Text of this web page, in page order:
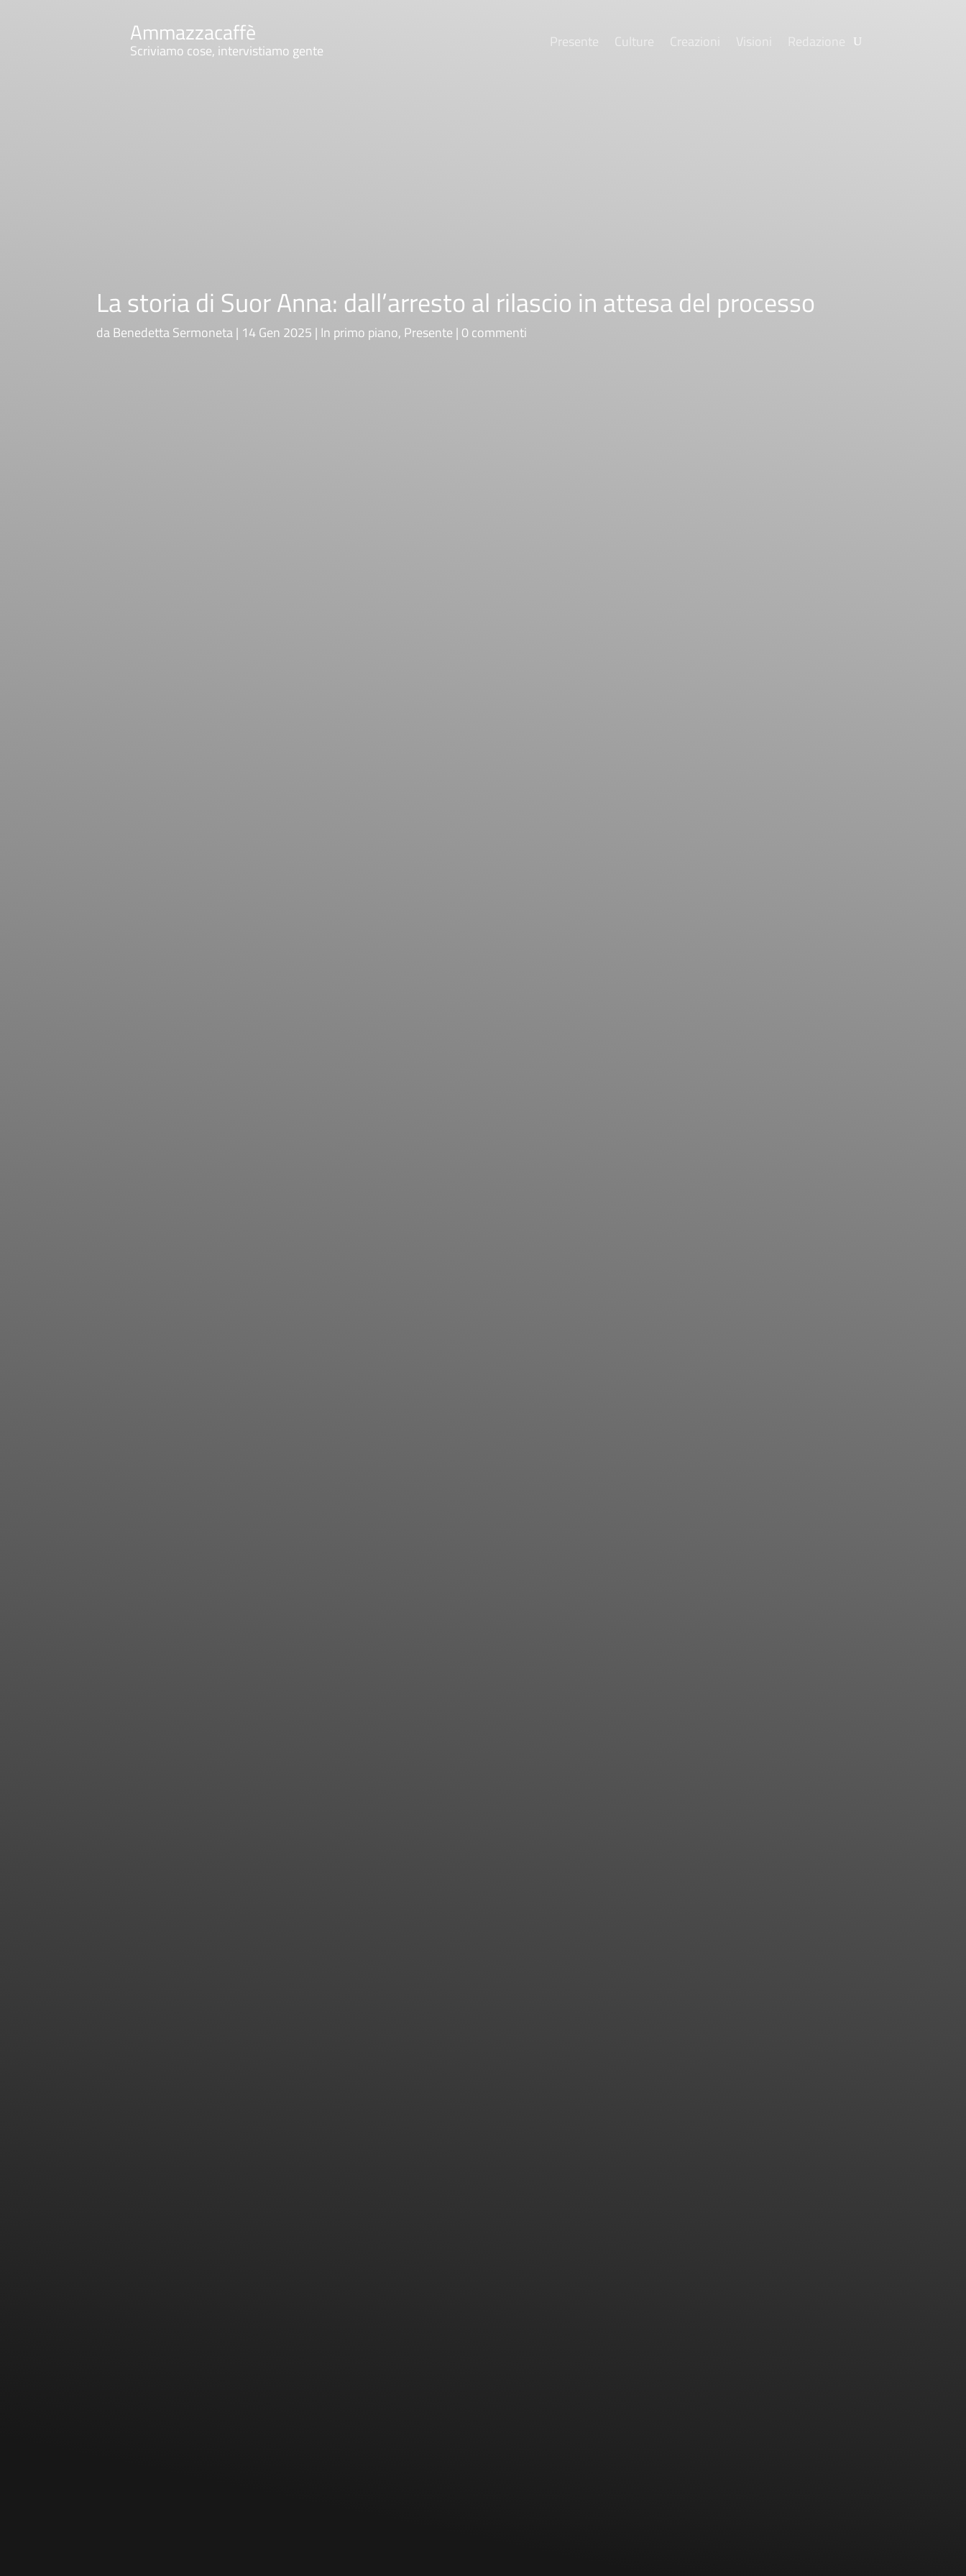
Ammazzacaffè
Scriviamo cose, intervistiamo gente Presente Culture Creazioni Visioni Redazione
La storia di Suor Anna: dall’arresto al rilascio in attesa del processo
daBenedetta Sermoneta 14 Gen 2025 In primo piano, Presente 0 commenti